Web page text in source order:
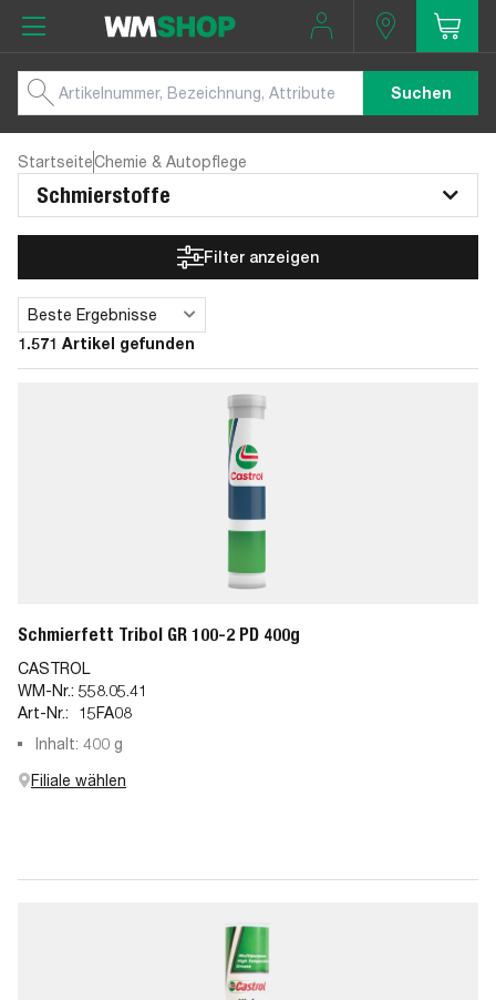
Suchen
StartseiteChemie & Autopflege
Schmierstoffe
Filter anzeigen
1.571 Artikel gefunden
Sortieren
Beste Ergebnisse
Schmierfett Tribol GR 100-2 PD 400g
CASTROL
WM-Nr.: 558.05.41
Art-Nr.:
15FA08
Inhalt: 400 g
Filiale wählen